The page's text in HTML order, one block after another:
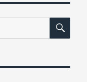
SEIT
E
E